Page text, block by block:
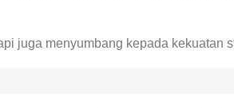
juga menyumbang kepada kekuatan